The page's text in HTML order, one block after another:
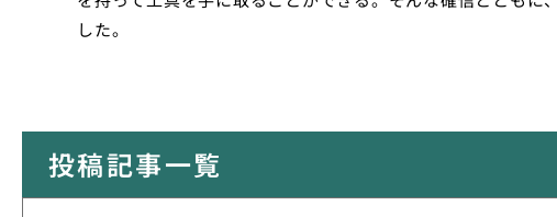
した。
投稿記事一覧